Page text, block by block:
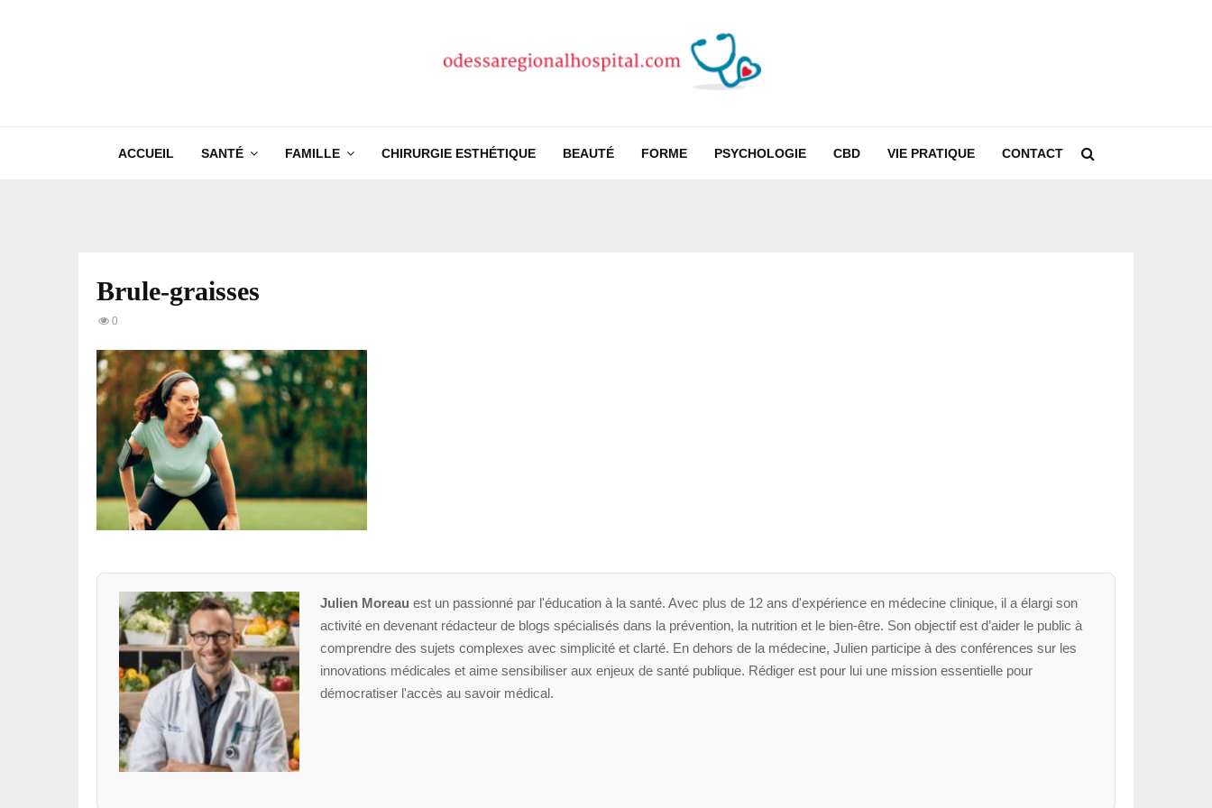
ACCUEIL SANTÉ FAMILLE CHIRURGIE ESTHÉTIQUE BEAUTÉ FORME PSYCHOLOGIE CBD VIE PRATIQUE CONTACT
Brule-graisses
0
Julien Moreau est un passionné par l'éducation à la santé. Avec plus de 12 ans d'expérience en médecine clinique, il a élargi son
activité en devenant rédacteur de blogs spécialisés dans la prévention, la nutrition et le bien-être. Son objectif est d’aider le public à
comprendre des sujets complexes avec simplicité et clarté. En dehors de la médecine, Julien participe à des conférences sur les
innovations médicales et aime sensibiliser aux enjeux de santé publique. Rédiger est pour lui une mission essentielle pour
démocratiser l'accès au savoir médical.